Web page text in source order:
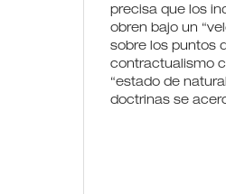
precisa que los
obren bajo un
sobre los puntos
contractualismo
“estado de
doctrinas se